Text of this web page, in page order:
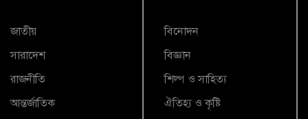
জাতীয়
সারাদেশ
রাজনীতি
আন্তর্জাতিক
বিনোদন
বিজ্ঞান
শিল্প ও সাহিত্য
ঐতিহ্য ও কৃষ্টি